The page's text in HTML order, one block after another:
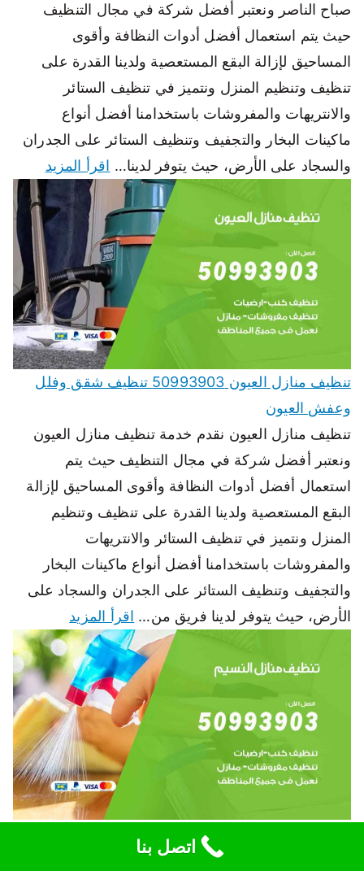
صباح الناصر ونعتبر أفضل شركة في مجال التنظيف
حيث يتم استعمال أفضل أدوات النظافة وأقوى
المساحيق لإزالة البقع المستعصية ولدينا القدرة على
تنظيف وتنظيم المنزل ونتميز في تنظيف الستائر
والانتريهات والمفروشات باستخدامنا أفضل أنواع
ماكينات البخار والتجفيف وتنظيف الستائر على الجدران
والسجاد على الأرض، حيث يتوفر لدينا… اقرأ المزيد
تنظيف منازل العيون 50993903 تنظيف شقق وفلل
وعفش العيون
تنظيف منازل العيون نقدم خدمة تنظيف منازل العيون
ونعتبر أفضل شركة في مجال التنظيف حيث يتم
استعمال أفضل أدوات النظافة وأقوى المساحيق لإزالة
البقع المستعصية ولدينا القدرة على تنظيف وتنظيم
المنزل ونتميز في تنظيف الستائر والانتريهات
والمفروشات باستخدامنا أفضل أنواع ماكينات البخار
والتجفيف وتنظيف الستائر على الجدران والسجاد على
الأرض، حيث يتوفر لدينا فريق من… اقرأ المزيد
اتصل بنا